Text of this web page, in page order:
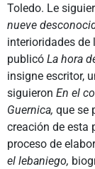
Toledo. Le
nueve
interioridades de
publicó La hora
insigne escritor,
siguieron En el
Guernica, que se
creación de esta
proceso de
el lebaniego,